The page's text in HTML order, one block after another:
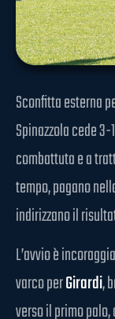
Sconfitta esterna
Spinazzola cede
combattuta e a
tempo, pagano
indirizzano il
L’avvio è
varco perGirardi,
verso il primo